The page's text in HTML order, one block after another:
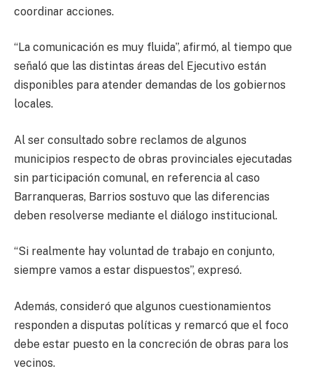
coordinar acciones.
“La comunicación es muy fluida”, afirmó, al tiempo que
señaló que las distintas áreas del Ejecutivo están
disponibles para atender demandas de los gobiernos
locales.
Al ser consultado sobre reclamos de algunos
municipios respecto de obras provinciales ejecutadas
sin participación comunal, en referencia al caso
Barranqueras, Barrios sostuvo que las diferencias
deben resolverse mediante el diálogo institucional.
“Si realmente hay voluntad de trabajo en conjunto,
siempre vamos a estar dispuestos”, expresó.
Además, consideró que algunos cuestionamientos
responden a disputas políticas y remarcó que el foco
debe estar puesto en la concreción de obras para los
vecinos.